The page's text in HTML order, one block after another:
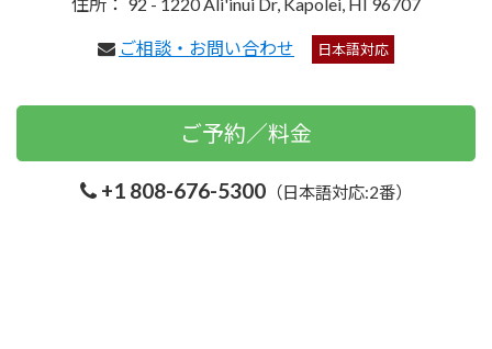
ご相談・お問い合わせ 日本語対応
ご予約／料金
+1 808-676-5300 （日本語対応:2番）